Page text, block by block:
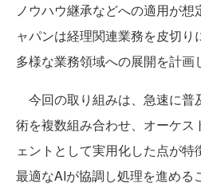
ノウハウ継承などへの適用が
ャパンは経理関連業務を皮切
多様な業務領域への展開を計画
今回の取り組みは、急速に普
術を複数組み合わせ、オーケス
ェントとして実用化した点が
最適なAIが協調し処理を進める